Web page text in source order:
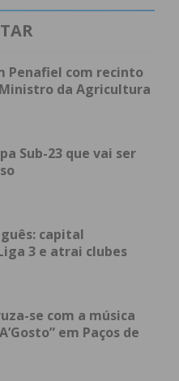
Bispo do
a hora de almoço, com
Pic-nic”. Durante
da região estão
avós em Portugal. A
anos da sua vida para
os avós,
Penafiel com recinto
da Agricultura
Sub-23 que vai ser
capital
3 e atrai clubes
se com a música
em Paços de